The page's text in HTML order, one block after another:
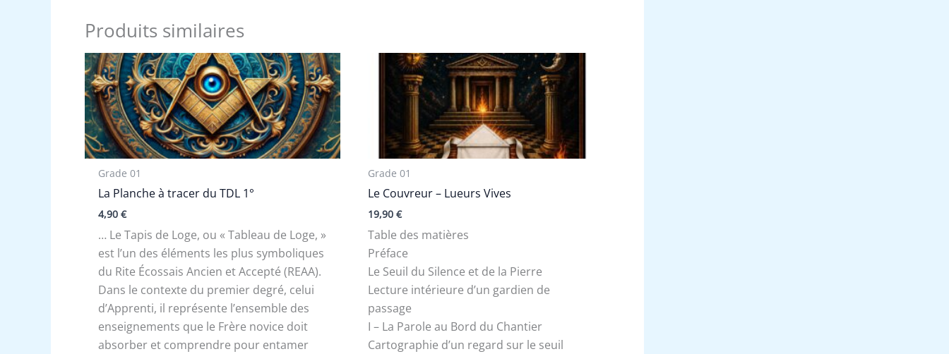
Produits similaires
Grade 01
La Planche à tracer du TDL 1°
4,90€
… Le Tapis de Loge, ou « Tableau de Loge, »
est l’un des éléments les plus symboliques
du Rite Écossais Ancien et Accepté (REAA).
Dans le contexte du premier degré, celui
d’Apprenti, il représente l’ensemble des
enseignements que le Frère novice doit
absorber et comprendre pour entamer
Grade 01
Le Couvreur – Lueurs Vives
19,90€
Table des matières
Préface
Le Seuil du Silence et de la Pierre
Lecture intérieure d’un gardien de
passage
I – La Parole au Bord du Chantier
Cartographie d’un regard sur le seuil